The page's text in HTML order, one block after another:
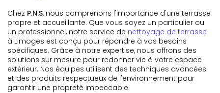
Chez P.N.S, nous comprenons l'importance d'une terrasse
propre et accueillante. Que vous soyez un particulier ou
un professionnel, notre service de nettoyage de terrasse
à Limoges est conçu pour répondre à vos besoins
spécifiques. Grâce à notre expertise, nous offrons des
solutions sur mesure pour redonner vie à votre espace
extérieur. Nos équipes utilisent des techniques avancées
et des produits respectueux de l'environnement pour
garantir une propreté impeccable.